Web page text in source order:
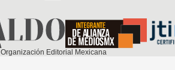
Organización Editorial Mexicana